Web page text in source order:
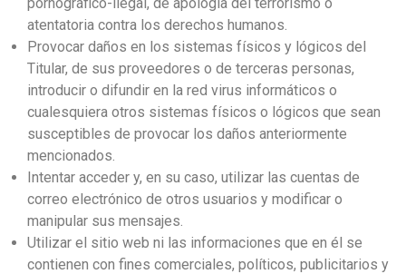
atentatoria contra los derechos humanos.
Provocar daños en los sistemas físicos y lógicos del
Titular, de sus proveedores o de terceras personas,
introducir o difundir en la red virus informáticos o
cualesquiera otros sistemas físicos o lógicos que sean
susceptibles de provocar los daños anteriormente
mencionados.
Intentar acceder y, en su caso, utilizar las cuentas de
correo electrónico de otros usuarios y modificar o
manipular sus mensajes.
Utilizar el sitio web ni las informaciones que en él se
contienen con fines comerciales, políticos, publicitarios y